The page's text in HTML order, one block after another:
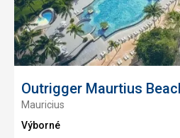
Outrigger Maurtius
Mauricius
Výborné